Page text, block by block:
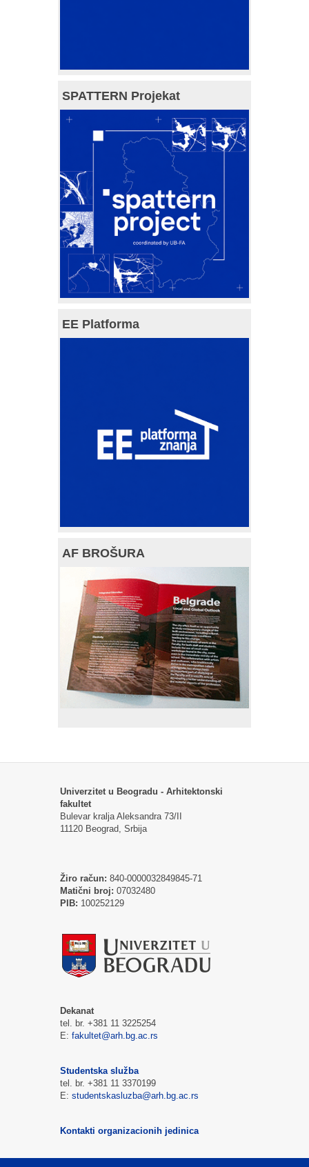
SPATTERN Projekat
EE Platforma
AF BROŠURA
Univerzitet u Beogradu - Arhitektonski
fakultet
Bulevar kralja Aleksandra 73/II
11120 Beograd, Srbija
Žiro račun: 840-0000032849845-71
Matični broj: 07032480
PIB: 100252129
Dekanat
tel. br. +381 11 3225254
E: fakultet@arh.bg.ac.rs
Studentska služba
tel. br. +381 11 3370199
E: studentskasluzba@arh.bg.ac.rs
Kontakti organizacionih jedinica